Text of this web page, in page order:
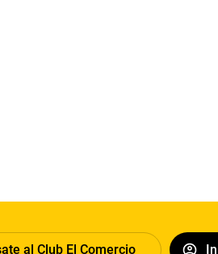
al Club El Comercio